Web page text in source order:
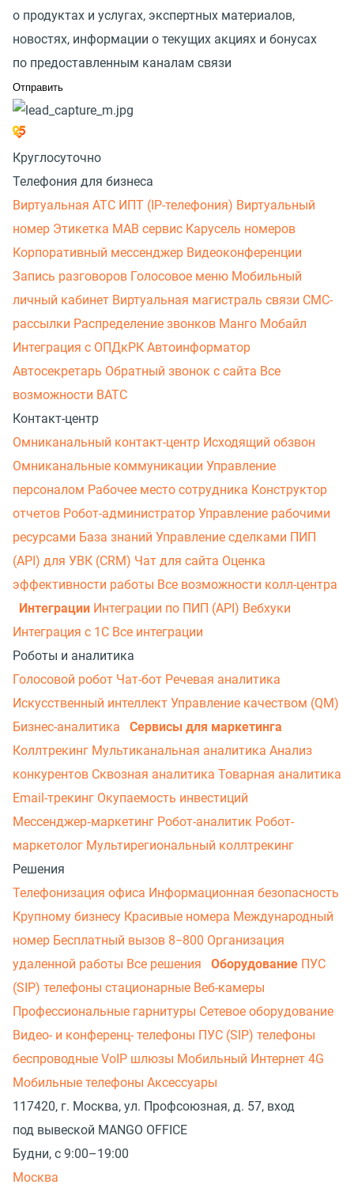
о продуктах и услугах, экспертных материалов,
новостях, информации о текущих акциях и бонусах
по предоставленным каналам связи
Круглосуточно
Телефония для бизнеса
Виртуальная АТС ИПТ (IP-телефония) Виртуальный
номер Этикетка МАВ сервис Карусель номеров
Корпоративный мессенджер Видеоконференции
Запись разговоров Голосовое меню Мобильный
личный кабинет Виртуальная магистраль связи СМС-
рассылки Распределение звонков Манго Мобайл
Интеграция с ОПДкРК Автоинформатор
Автосекретарь Обратный звонок с сайта Все
возможности ВАТС
Контакт-центр
Омниканальный контакт-центр Исходящий обзвон
Омниканальные коммуникации Управление
персоналом Рабочее место сотрудника Конструктор
отчетов Робот-администратор Управление рабочими
ресурсами База знаний Управление сделками ПИП
(API) для УВК (CRM) Чат для сайта Оценка
эффективности работы Все возможности колл-центра
Интеграции Интеграции по ПИП (API) Вебхуки
Интеграция с 1С Все интеграции
Роботы и аналитика
Голосовой робот Чат-бот Речевая аналитика
Искусственный интеллект Управление качеством (QM)
Бизнес-аналитика
Сервисы для маркетинга
Коллтрекинг Мультиканальная аналитика Анализ
конкурентов Сквозная аналитика Товарная аналитика
Email-трекинг Окупаемость инвестиций
Мессенджер‑маркетинг Робот-аналитик Робот-
маркетолог Мультирегиональный коллтрекинг
Решения
Телефонизация офиса Информационная безопасность
Крупному бизнесу Красивые номера Международный
номер Бесплатный вызов 8−800 Организация
удаленной работы Все решения Оборудование ПУС
(SIP) телефоны стационарные Веб-камеры
Профессиональные гарнитуры Сетевое оборудование
Видео- и конференц- телефоны ПУС (SIP) телефоны
беспроводные VoIP шлюзы Мобильный Интернет 4G
Мобильные телефоны Аксессуары
117420, г. Москва, ул. Профсоюзная, д. 57, вход
под вывеской MANGO OFFICE
Будни, с 9:00–19:00
Москва